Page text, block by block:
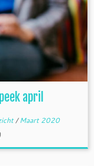
april
/Maart 2020